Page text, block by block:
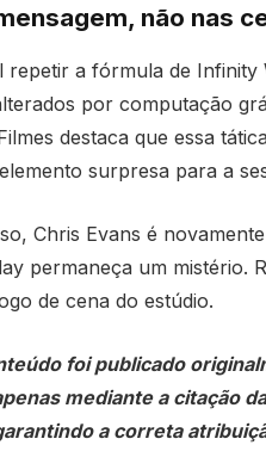
não nas
repetir a fórmula de Infinity
por computação
destaca que essa
surpresa para a
Chris Evans é
permaneça um mistério.
de cena do estúdio.
foi publicado
mediante a citação
a correta